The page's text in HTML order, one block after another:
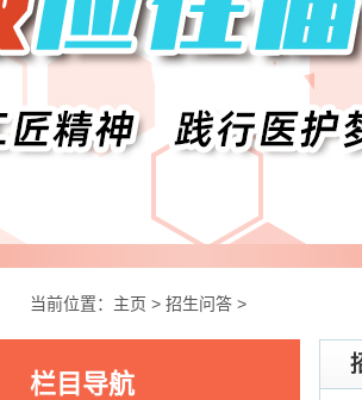
当前位置： 主页 > 招生问答 >
栏目导航